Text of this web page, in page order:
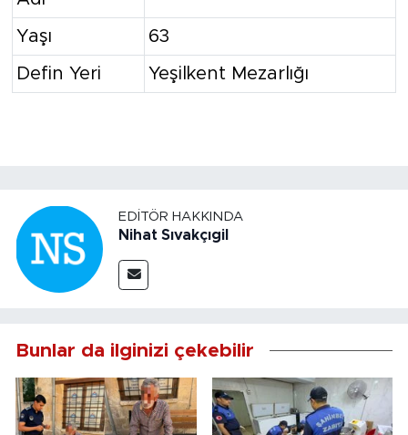
Yaşı 63
Defin Yeri Yeşilkent Mezarlığı
EDITÖR HAKKINDA
Nihat Sıvakçıgil
Bunlar da ilginizi çekebilir